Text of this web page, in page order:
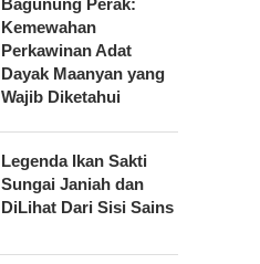
Bagunung Perak:
Kemewahan
Perkawinan Adat
Dayak Maanyan yang
Wajib Diketahui
Legenda Ikan Sakti
Sungai Janiah dan
DiLihat Dari Sisi Sains